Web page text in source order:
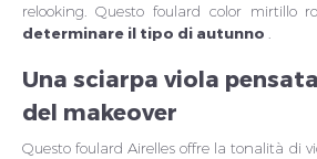
relooking. Questo foulard color mirtillo
determinare il tipo di autunno
Una sciarpa viola
del makeover
Questo foulard Airelles offre la tonalità di